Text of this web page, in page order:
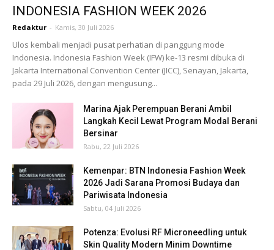
INDONESIA FASHION WEEK 2026
Redaktur - Kamis, 30 Juli 2026
Ulos kembali menjadi pusat perhatian di panggung mode
Indonesia. Indonesia Fashion Week (IFW) ke-13 resmi dibuka di
Jakarta International Convention Center (JICC), Senayan, Jakarta,
pada 29 Juli 2026, dengan mengusung...
Marina Ajak Perempuan Berani Ambil
Langkah Kecil Lewat Program Modal Berani
Bersinar
Rabu, 22 Juli 2026
Kemenpar: BTN Indonesia Fashion Week
2026 Jadi Sarana Promosi Budaya dan
Pariwisata Indonesia
Sabtu, 04 Juli 2026
Potenza: Evolusi RF Microneedling untuk
Skin Quality Modern Minim Downtime